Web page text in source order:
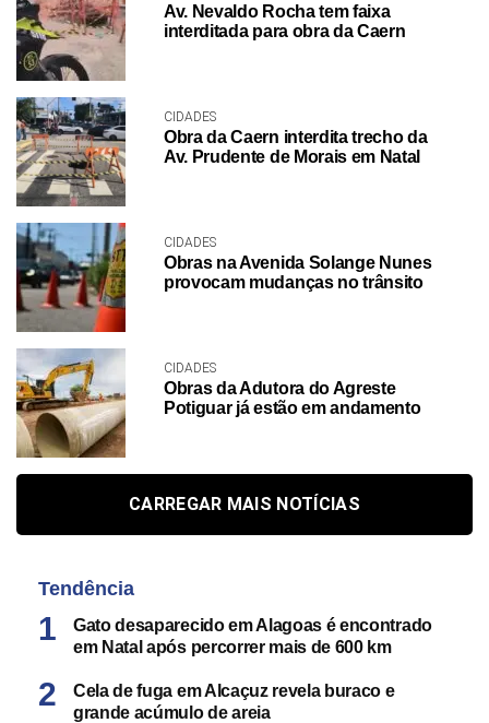
Av. Nevaldo Rocha tem faixa
interditada para obra da Caern
CIDADES
Obra da Caern interdita trecho da
Av. Prudente de Morais em Natal
CIDADES
Obras na Avenida Solange Nunes
provocam mudanças no trânsito
CIDADES
Obras da Adutora do Agreste
Potiguar já estão em andamento
CARREGAR MAIS NOTÍCIAS
Tendência
Gato desaparecido em Alagoas é encontrado
em Natal após percorrer mais de 600 km
Cela de fuga em Alcaçuz revela buraco e
grande acúmulo de areia